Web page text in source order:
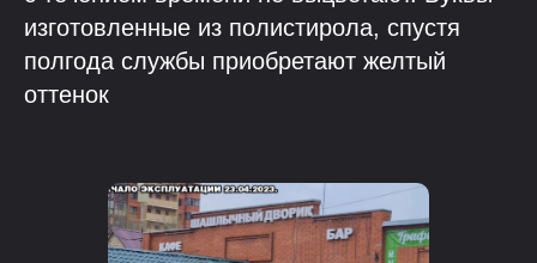
изготовленные из полистирола, спустя
полгода службы приобретают желтый
оттенок